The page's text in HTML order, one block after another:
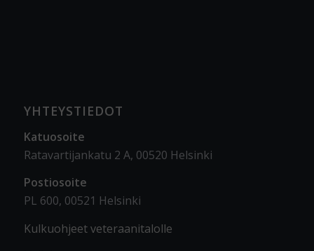
YHTEYSTIEDOT
Katuosoite
Ratavartijankatu 2 A, 00520 Helsinki
Postiosoite
PL 600, 00521 Helsinki
Kulkuohjeet veteraanitalolle